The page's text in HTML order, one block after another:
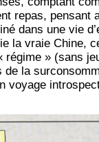
repas, pensant
dans une vie
la vraie Chine,
régime » (sans
de la
voyage